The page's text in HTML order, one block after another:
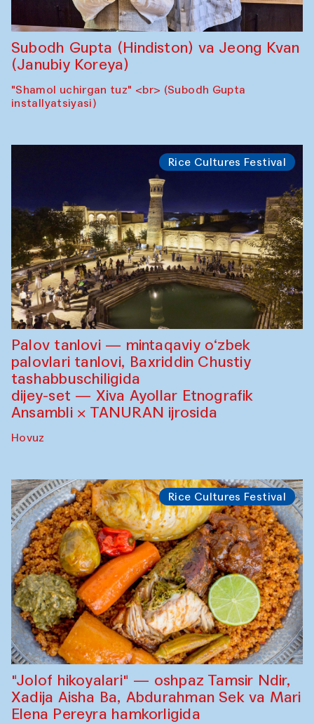
Subodh Gupta (Hindiston) va Jeong Kvan
(Janubiy Koreya)
"Shamol uchirgan tuz" <br> (Subodh Gupta
installyatsiyasi)
Rice Cultures Festival
Palov tanlovi — mintaqaviy o‘zbek
palovlari tanlovi, Baxriddin Chustiy
tashabbuschiligida
dijey-set — Xiva Ayollar Etnografik
Ansambli × TANURAN ijrosida
Hovuz
Rice Cultures Festival
"Jolof hikoyalari" — oshpaz Tamsir Ndir,
Xadija Aisha Ba, Abdurahman Sek va Mari
Elena Pereyra hamkorligida